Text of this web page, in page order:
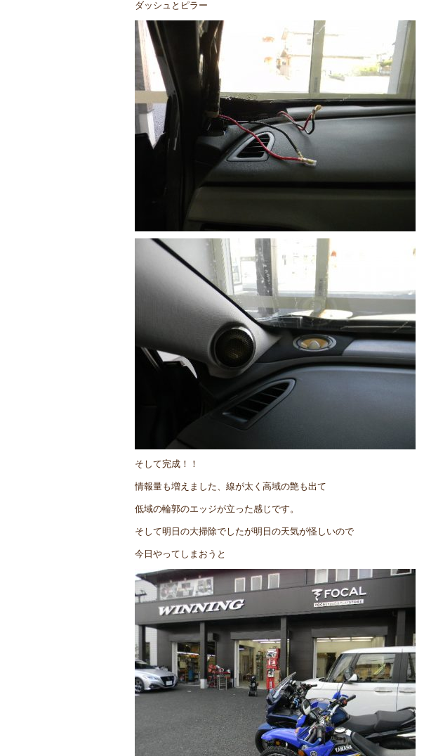
ダッシュとピラー
そして完成！！
情報量も増えました、線が太く高域の艶も出て
低域の輪郭のエッジが立った感じです。
そして明日の大掃除でしたが明日の天気が怪しいので
今日やってしまおうと